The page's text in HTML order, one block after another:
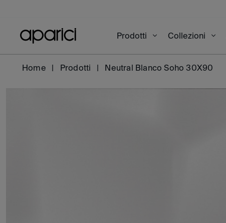
Prodotti Collezioni
Home Prodotti Neutral Blanco Soho 30X90